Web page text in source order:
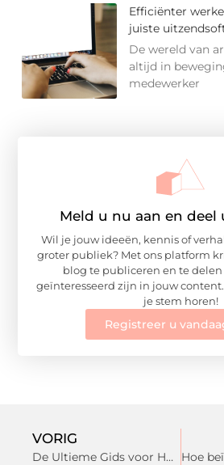
Efficiënter
juiste
De wereld van
altijd in
medewerker
Meld u nu aan en deel
Wil je jouw ideeën, kennis of
groter publiek? Met ons platform
blog te publiceren en te
geïnteresseerd zijn in jouw
je stem horen!
Registreer u
VORIG
De Ultieme Gids voor Hondentrimmer in Spijkenisse